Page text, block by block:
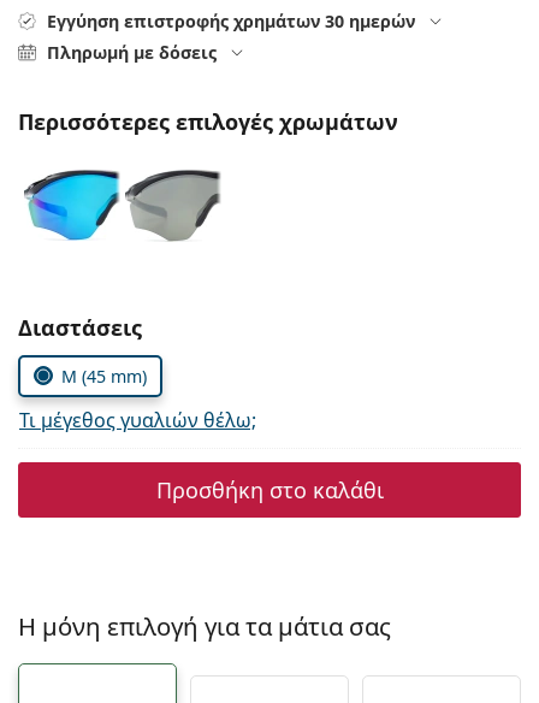
Persol
Prada
Όλες οι μάρκες
Εγγύηση επιστροφής χρημάτων 30 ημερών
Πληρωμή με δόσεις
Περισσότερες επιλογές χρωμάτων
Συμπληρώστε τις παράμετρους
Διαστάσεις
M (45 mm)
Τι μέγεθος γυαλιών θέλω;
Προσθήκη στο καλάθι
Η μόνη επιλογή για τα μάτια σας